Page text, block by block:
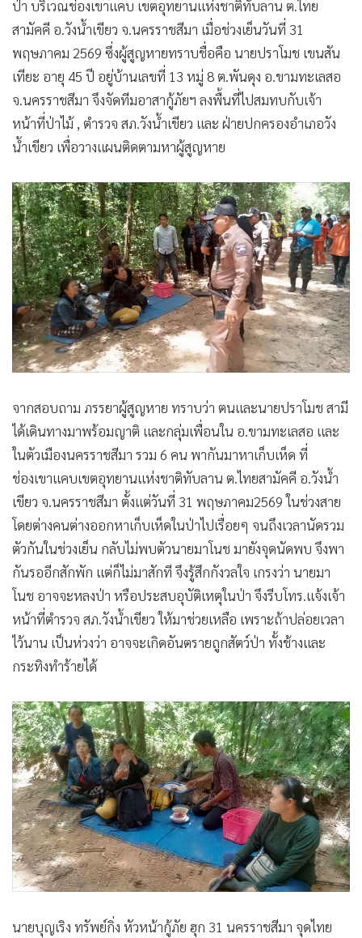
ป่า บริเวณช่องเขาแคบ เขตอุทยานแห่งชาติทับลาน ต.ไทย
สามัคคี อ.วังน้ำเขียว จ.นครราชสีมา เมื่อช่วงเย็นวันที่ 31
พฤษภาคม 2569 ซึ่งผู้สูญหายทราบชื่อคือ นายปราโมช เขนสัน
เทียะ อายุ 45 ปี อยู่บ้านเลขที่ 13 หมู่ 8 ต.พันดุง อ.ขามทะเลสอ
จ.นครราชสีมา จึงจัดทีมอาสากู้ภัยฯ ลงพื้นที่ไปสมทบกับเจ้า
หน้าที่ป่าไม้ , ตำรวจ สภ.วังน้ำเขียว และ ฝ่ายปกครองอำเภอวัง
น้ำเขียว เพื่อวางแผนติดตามหาผู้สูญหาย
จากสอบถาม ภรรยาผู้สูญหาย ทราบว่า ตนและนายปราโมช สามี
ได้เดินทางมาพร้อมญาติ และกลุ่มเพื่อนใน อ.ขามทะเลสอ และ
ในตัวเมืองนครราชสีมา รวม 6 คน พากันมาหาเก็บเห็ด ที่
ช่องเขาแคบเขตอุทยานแห่งชาติทับลาน ต.ไทยสามัคคี อ.วังน้ำ
เขียว จ.นครราชสีมา ตั้งแต่วันที่ 31 พฤษภาคม2569 ในช่วงสาย
โดยต่างคนต่างออกหาเก็บเห็ดในป่าไปเรื่อยๆ จนถึงเวลานัดรวม
ตัวกันในช่วงเย็น กลับไม่พบตัวนายมาโนช มายังจุดนัดพบ จึงพา
กันรออีกสักพัก แต่ก็ไม่มาสักที จึงรู้สึกกังวลใจ เกรงว่า นายมา
โนช อาจจะหลงป่า หรือประสบอุบัติเหตุในป่า จึงรีบโทร.แจ้งเจ้า
หน้าที่ตำรวจ สภ.วังน้ำเขียว ให้มาช่วยเหลือ เพราะถ้าปล่อยเวลา
ไว้นาน เป็นห่วงว่า อาจจะเกิดอันตรายถูกสัตว์ป่า ทั้งช้างและ
กระทิงทำร้ายได้
นายบุญเริง ทรัพย์กิ่ง หัวหน้ากู้ภัย ฮุก 31 นครราชสีมา จุดไทย